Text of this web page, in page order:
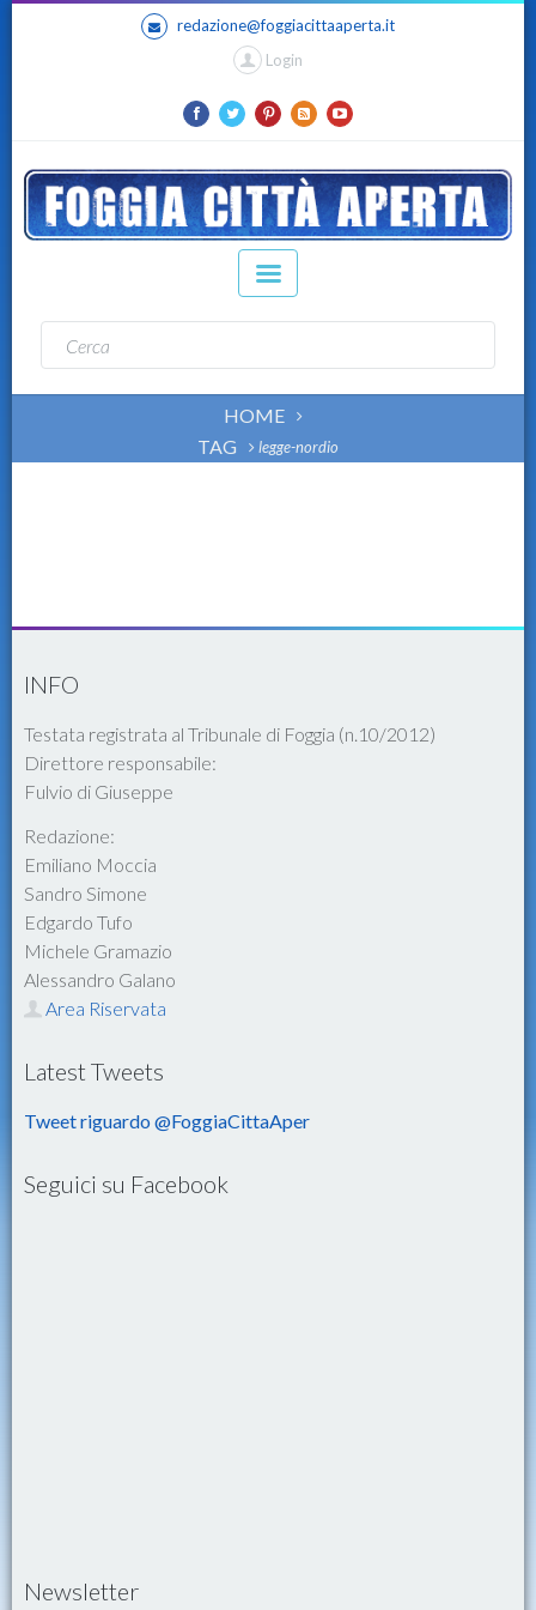
redazione@foggiacittaaperta.it
Login
HOME
TAG
legge-nordio
INFO
Testata registrata al Tribunale di Foggia (n.10/2012)
Direttore responsabile:
Fulvio di Giuseppe
Redazione:
Emiliano Moccia
Sandro Simone
Edgardo Tufo
Michele Gramazio
Alessandro Galano
Area Riservata
Latest Tweets
Tweet riguardo @FoggiaCittaAper
Seguici su Facebook
Newsletter